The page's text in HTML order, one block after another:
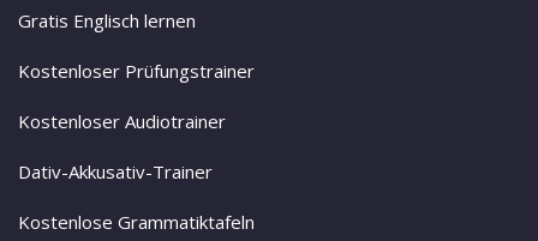
Gratis Englisch lernen
Kostenloser Prüfungstrainer
Kostenloser Audiotrainer
Dativ-Akkusativ-Trainer
Kostenlose Grammatiktafeln